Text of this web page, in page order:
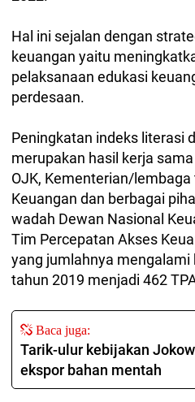
Hal ini sejalan dengan
keuangan yaitu
pelaksanaan edukasi
perdesaan.
Peningkatan indeks literasi
merupakan hasil kerja
OJK, Kementerian/
Keuangan dan berbagai
wadah Dewan Nasional
Tim Percepatan Akses
yang jumlahnya mengalami
tahun 2019 menjadi 462
Baca juga:
Tarik-ulur kebijakan
ekspor bahan mentah